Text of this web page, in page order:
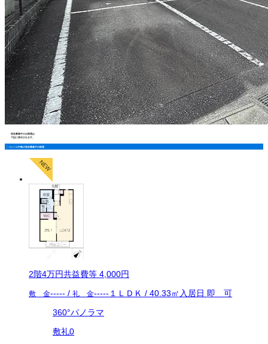
現在募集中のお部屋は
下記に表示されます。
ソレーユ中島の現在募集中の部屋
2階4万円共益費等 4,000円
敷 金----- / 礼 金----- １ＬＤＫ / 40.33㎡ 入居日 即 可
360°パノラマ
敷礼0